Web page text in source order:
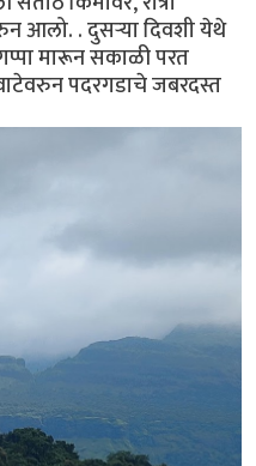
आलो. . दुसर्‍या दिवशी येथे
मारून सकाळी परत
पदरगडाचे जबरदस्त